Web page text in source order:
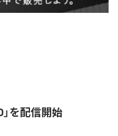
」を配信開始